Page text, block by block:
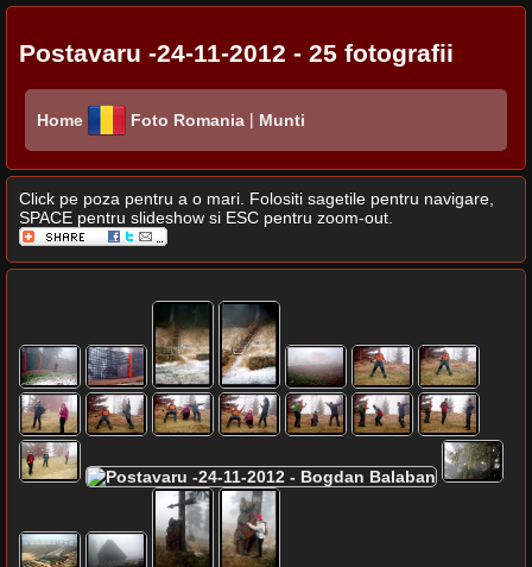
Postavaru -24-11-2012 - 25 fotografii
Home Foto Romania | Munti
Click pe poza pentru a o mari. Folositi sagetile pentru navigare,
SPACE pentru slideshow si ESC pentru zoom-out.